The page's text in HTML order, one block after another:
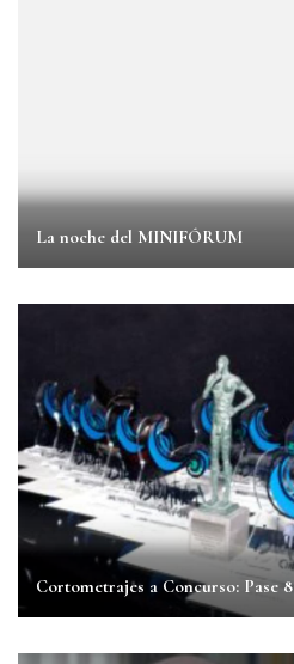
La noche del MINIFÓRUM
Cortometrajes a Concurso: Pase 8